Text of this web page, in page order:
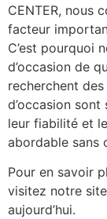
CENTER, nous
facteur
C’est pourquoi
d’occasion de
recherchent
d’occasion
leur fiabilité et
abordable sans
Pour en savoir
visitez notre
aujourd’hui.